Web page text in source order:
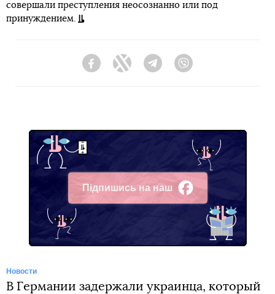
совершали преступления неосознанно или под
принуждением.
FacebookTwitter Telegram
Підпишись на наш
Facebook
Новости
В Германии задержали украинца, который